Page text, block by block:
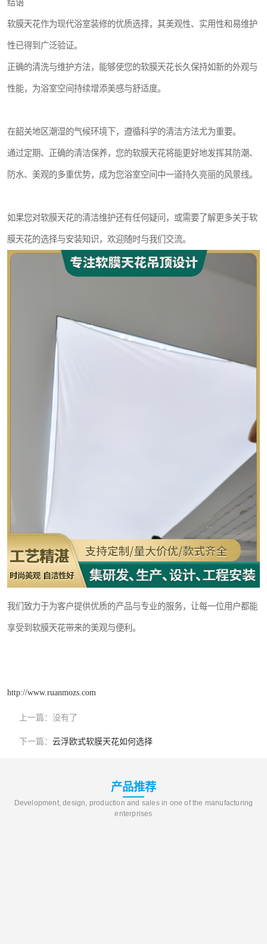
结语
软膜天花作为现代浴室装修的优质选择，其美观性、实用性和易维护
性已得到广泛验证。
正确的清洗与维护方法，能够使您的软膜天花长久保持如新的外观与
性能，为浴室空间持续增添美感与舒适度。
在韶关地区潮湿的气候环境下，遵循科学的清洁方法尤为重要。
通过定期、正确的清洁保养，您的软膜天花将能更好地发挥其防潮、
防水、美观的多重优势，成为您浴室空间中一道持久亮丽的风景线。
如果您对软膜天花的清洁维护还有任何疑问，或需要了解更多关于软
膜天花的选择与安装知识，欢迎随时与我们交流。
我们致力于为客户提供优质的产品与专业的服务，让每一位用户都能
享受到软膜天花带来的美观与便利。
http://www.ruanmozs.com
上一篇： 没有了
下一篇： 云浮欧式软膜天花如何选择
产品推荐
Development, design, production and sales in one of the manufacturing
enterprises